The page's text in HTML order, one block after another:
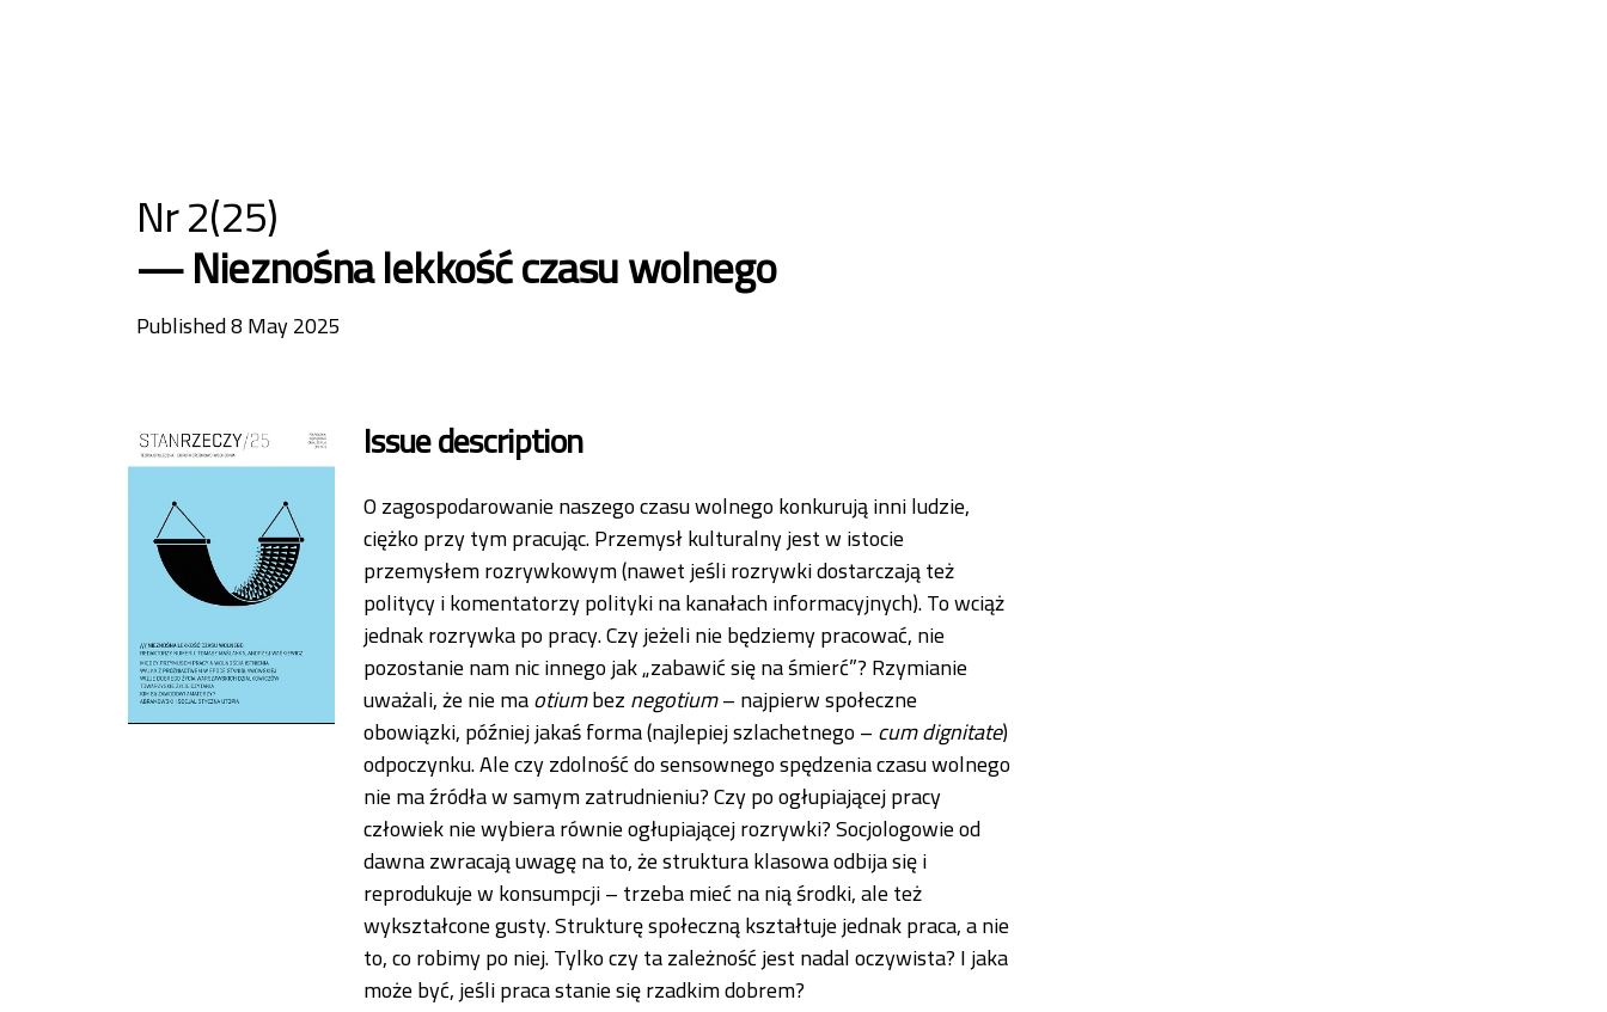
Nr 2(25)
Nieznośna lekkość czasu wolnego
Published 8 May 2025
Issue description
O zagospodarowanie naszego czasu wolnego konkurują inni ludzie,
ciężko przy tym pracując. Przemysł kulturalny jest w istocie
przemysłem rozrywkowym (nawet jeśli rozrywki dostarczają też
politycy i komentatorzy polityki na kanałach informacyjnych). To wciąż
jednak rozrywka po pracy. Czy jeżeli nie będziemy pracować, nie
pozostanie nam nic innego jak „zabawić się na śmierć”? Rzymianie
uważali, że nie maotiumbeznegotium– najpierw społeczne
obowiązki, później jakaś forma (najlepiej szlachetnego –cum dignitate)
odpoczynku. Ale czy zdolność do sensownego spędzenia czasu wolnego
nie ma źródła w samym zatrudnieniu? Czy po ogłupiającej pracy
człowiek nie wybiera równie ogłupiającej rozrywki? Socjologowie od
dawna zwracają uwagę na to, że struktura klasowa odbija się i
reprodukuje w konsumpcji – trzeba mieć na nią środki, ale też
wykształcone gusty. Strukturę społeczną kształtuje jednak praca, a nie
to, co robimy po niej. Tylko czy ta zależność jest nadal oczywista? I jaka
może być, jeśli praca stanie się rzadkim dobrem?